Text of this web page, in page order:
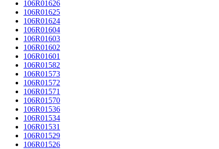
106R01626
106R01625
106R01624
106R01604
106R01603
106R01602
106R01601
106R01582
106R01573
106R01572
106R01571
106R01570
106R01536
106R01534
106R01531
106R01529
106R01526